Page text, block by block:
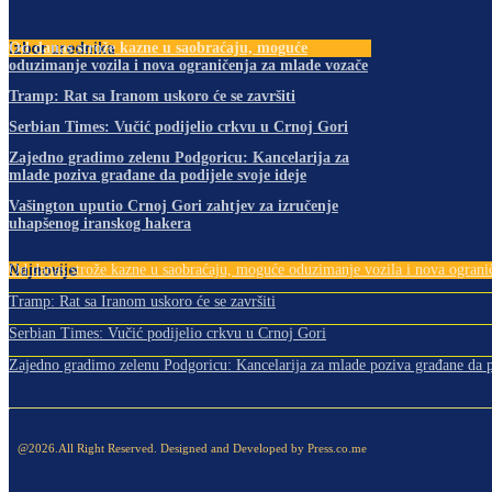
Izbor urednika
Od danas strože kazne u saobraćaju, moguće
oduzimanje vozila i nova ograničenja za mlade vozače
Tramp: Rat sa Iranom uskoro će se završiti
Serbian Times: Vučić podijelio crkvu u Crnoj Gori
Zajedno gradimo zelenu Podgoricu: Kancelarija za
mlade poziva građane da podijele svoje ideje
Vašington uputio Crnoj Gori zahtjev za izručenje
uhapšenog iranskog hakera
Najnovije
Od danas strože kazne u saobraćaju, moguće oduzimanje vozila i nova
Tramp: Rat sa Iranom uskoro će se završiti
Serbian Times: Vučić podijelio crkvu u Crnoj Gori
Zajedno gradimo zelenu Podgoricu: Kancelarija za mlade poziva građane da
@2026.All Right Reserved. Designed and Developed by Press.co.me